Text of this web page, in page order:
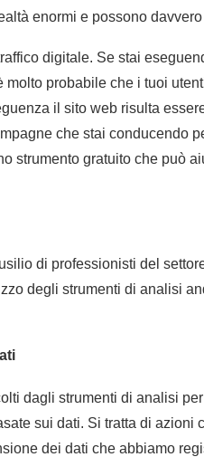
enormi e possono
digitale. Se stai
probabile che i tuoi
il sito web risulta
che stai conducendo
strumento gratuito che può
di professionisti del
degli strumenti di analisi
dagli strumenti di analisi
sui dati. Si tratta di azioni
dei dati che abbiamo